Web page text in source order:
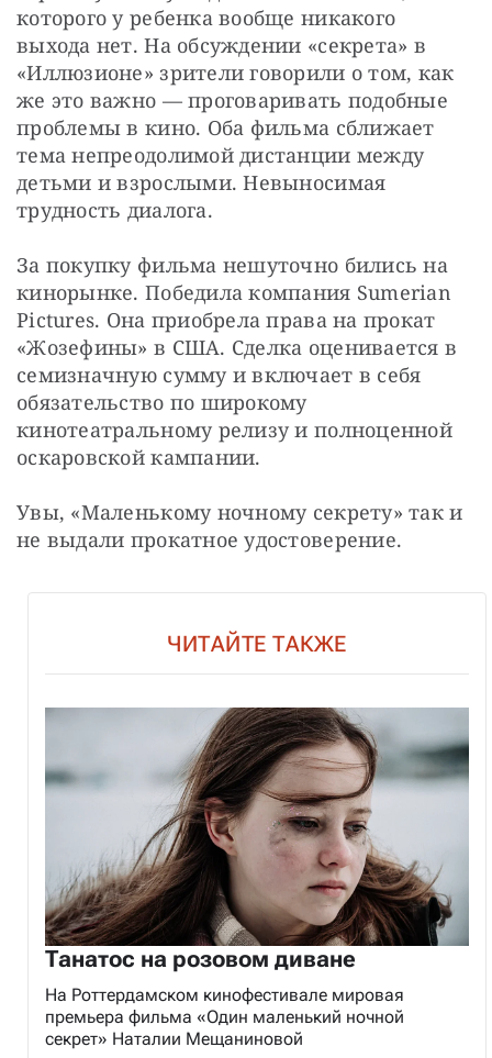
которого у ребенка вообще никакого
выхода нет. На обсуждении «секрета» в
«Иллюзионе» зрители говорили о том, как
же это важно — проговаривать подобные
проблемы в кино. Оба фильма сближает
тема непреодолимой дистанции между
детьми и взрослыми. Невыносимая
трудность диалога.
За покупку фильма нешуточно бились на
кинорынке. Победила компания Sumerian
Pictures. Она приобрела права на прокат
«Жозефины» в США. Сделка оценивается в
семизначную сумму и включает в себя
обязательство по широкому
кинотеатральному релизу и полноценной
оскаровской кампании.
Увы, «Маленькому ночному секрету» так и
не выдали прокатное удостоверение.
ЧИТАЙТЕ ТАКЖЕ
Танатос на розовом диване
На Роттердамском кинофестивале мировая
премьера фильма «Один маленький ночной
секрет» Наталии Мещаниновой